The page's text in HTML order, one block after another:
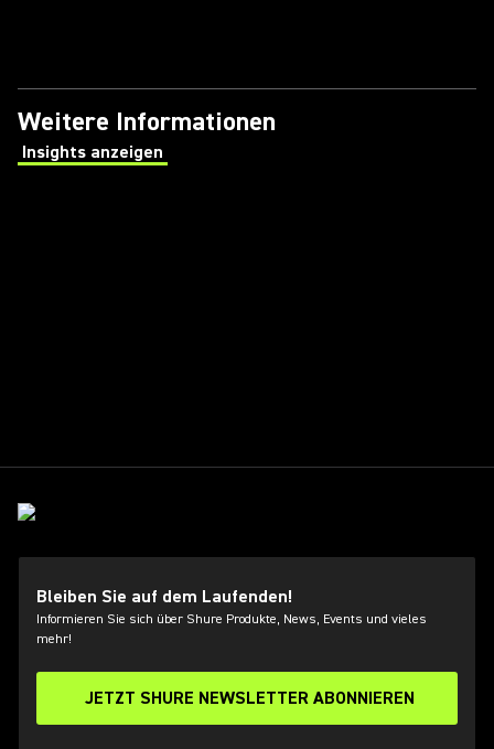
Weitere Informationen
Insights anzeigen
(Opens in a new tab)
Bleiben Sie auf dem Laufenden!
Informieren Sie sich über Shure Produkte, News, Events und vieles
mehr!
JETZT SHURE NEWSLETTER ABONNIEREN